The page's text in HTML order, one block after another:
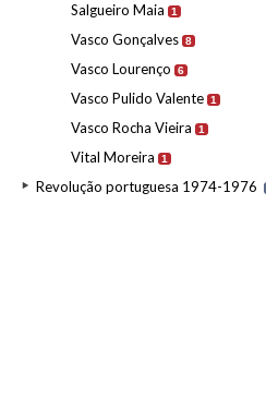
Salgueiro Maia 1
Vasco Gonçalves 8
Vasco Lourenço 6
Vasco Pulido Valente 1
Vasco Rocha Vieira 1
Vital Moreira 1
Revolução portuguesa 1974-1976